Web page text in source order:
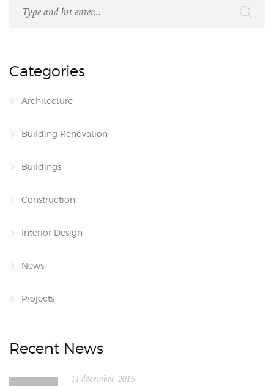
Categories
Architecture
Building Renovation
Buildings
Construction
Interior Design
News
Projects
Recent News
11 décembre 2015